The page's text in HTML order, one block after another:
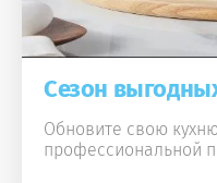
Сезон
Обновите свою
профессиональной